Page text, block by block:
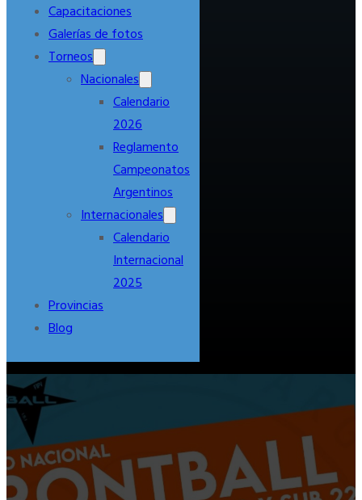
Capacitaciones
Galerías de fotos
Torneos
Nacionales
Calendario
2026
Reglamento
Campeonatos
Argentinos
Internacionales
Calendario
Internacional
2025
Provincias
Blog